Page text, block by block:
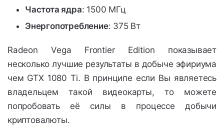
Частота ядра: 1500 МГц
Энергопотребление: 375 Вт
Radeon Vega Frontier Edition показывает
несколько лучшие результаты в добыче эфириума
чем GTX 1080 Ti. В принципе если Вы являетесь
владельцем такой видеокарты, то можете
попробовать её силы в процессе добычи
криптовалюты.